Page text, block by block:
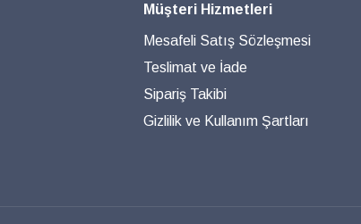
Müşteri Hizmetleri
Mesafeli Satış Sözleşmesi
Teslimat ve İade
Sipariş Takibi
Gizlilik ve Kullanım Şartları